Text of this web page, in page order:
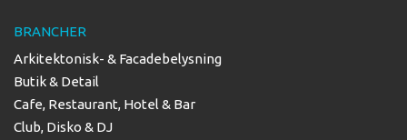
BRANCHER
Arkitektonisk- & Facadebelysning
Butik & Detail
Cafe, Restaurant, Hotel & Bar
Club, Disko & DJ